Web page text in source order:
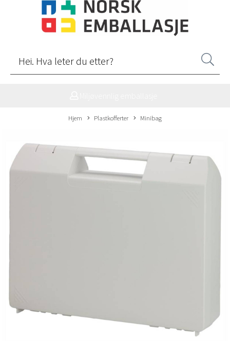
Hjem Plastkofferter Minibag